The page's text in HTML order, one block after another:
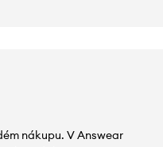
nákupu. V Answear